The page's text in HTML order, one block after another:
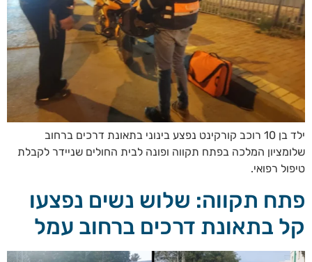
ילד בן 10 רוכב קורקינט נפצע בינוני בתאונת דרכים ברחוב
שלומציון המלכה בפתח תקווה ופונה לבית החולים שניידר לקבלת
טיפול רפואי.
פתח תקווה: שלוש נשים נפצעו
קל בתאונת דרכים ברחוב עמל